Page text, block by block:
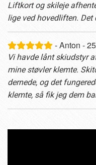
Liftkort og skileje
lige ved hovedliften. Det
- Anton -
Vi havde lånt skiudstyr
mine støvler klemte.
dernede, og det
klemte, så fik jeg dem